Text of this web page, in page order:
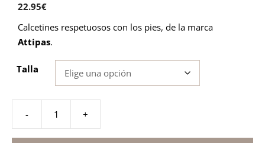
22.95€
Calcetines respetuosos con los pies, de la marca
Attipas.
Talla
-
Attipas
+